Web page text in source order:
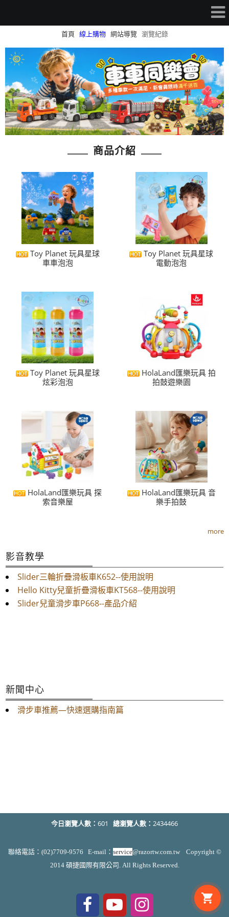
首頁 線上購物 網站導覽 瀏覽紀錄
商品介紹
Toy Planet 玩具星球
車車泡泡
Toy Planet 玩具星球
電動泡泡
Toy Planet 玩具星球
炫彩泡泡
HolaLand匯樂玩具 拍
拍鼓遊樂園
HolaLand匯樂玩具 探
索音樂屋
HolaLand匯樂玩具 音
樂手拍鼓
more
影音教學
Slider三輪折疊滑板車K652--使用說明
Hello Kitty兒童折疊滑板車KT568--使用說明
Slider兒童滑步車P668--產品介紹
新聞中心
滑步車推薦—快速選購指南篇
今日瀏覽人數： 601 總瀏覽人數： 2434466
聯絡電話：(02)7709-9576 E-mail： service@razortw.com.tw Copyright ©
2014 碩捷國際有限公司. All Rights Reserved.